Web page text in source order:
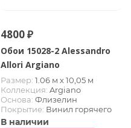
4800 ₽
Обои 15028-2 Alessandro
Allori Argiano
Размер: 1.06 м х 10,05 м
Коллекция: Argiano
Основа: Флизелин
Покрытие: Винил горячего
тиснения
В наличии